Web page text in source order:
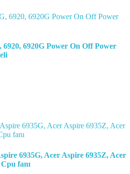
6920, 6920G Power On Off Power
6935G, Acer Aspire 6935Z, Acer
fanı